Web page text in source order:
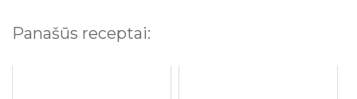
Panašūs receptai: